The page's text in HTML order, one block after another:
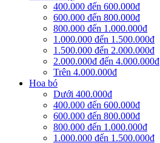
400.000 đến 600.000đ
600.000 đến 800.000đ
800.000 đến 1.000.000đ
1.000.000 đến 1.500.000đ
1.500.000 đến 2.000.000đ
2.000.000đ đến 4.000.000đ
Trên 4.000.000đ
Hoa bó
Dưới 400.000đ
400.000 đến 600.000đ
600.000 đến 800.000đ
800.000 đến 1.000.000đ
1.000.000 đến 1.500.000đ